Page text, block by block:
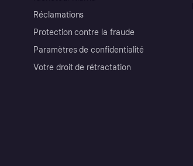
Réclamations
Protection contre la fraude
Paramètres de confidentialité
Votre droit de rétractation